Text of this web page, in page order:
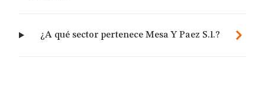
¿A qué sector pertenece Mesa Y Paez S.l.?